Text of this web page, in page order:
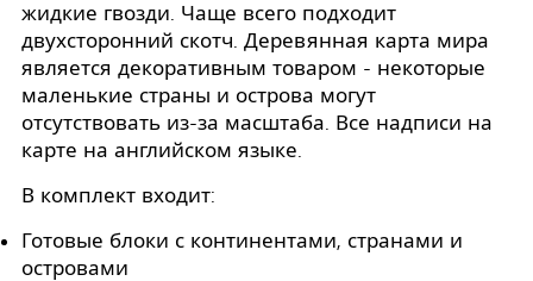
жидкие гвозди. Чаще всего подходит
двухсторонний скотч. Деревянная карта мира
является декоративным товаром - некоторые
маленькие страны и острова могут
отсутствовать из-за масштаба. Все надписи на
карте на английском языке.
В комплект входит:
Готовые блоки с континентами, странами и
островами